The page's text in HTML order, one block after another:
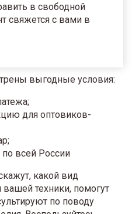
в свободной
свяжется с вами в
выгодные условия:
для оптовиков-
всей России
какой вид
техники, помогут
по поводу